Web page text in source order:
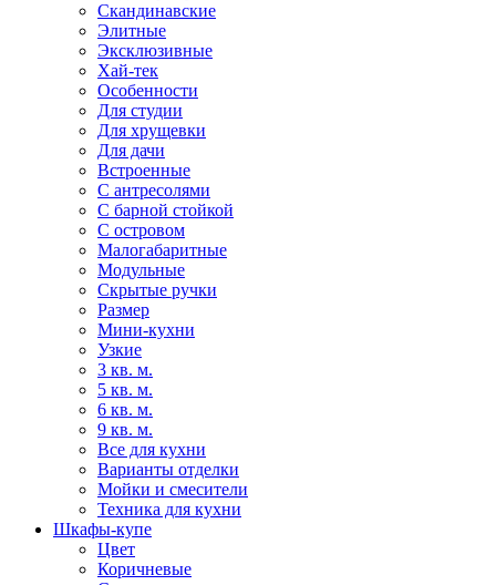
Скандинавские
Элитные
Эксклюзивные
Хай-тек
Особенности
Для студии
Для хрущевки
Для дачи
Встроенные
С антресолями
С барной стойкой
С островом
Малогабаритные
Модульные
Скрытые ручки
Размер
Мини-кухни
Узкие
3 кв. м.
5 кв. м.
6 кв. м.
9 кв. м.
Все для кухни
Варианты отделки
Мойки и смесители
Техника для кухни
Шкафы-купе
Цвет
Коричневые